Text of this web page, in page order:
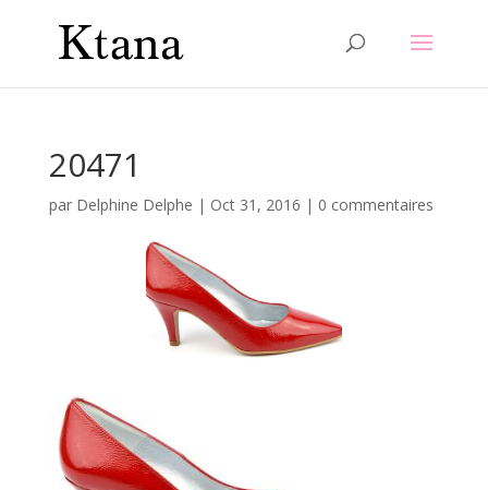
20471
par Delphine Delphe | Oct 31, 2016 | 0 commentaires